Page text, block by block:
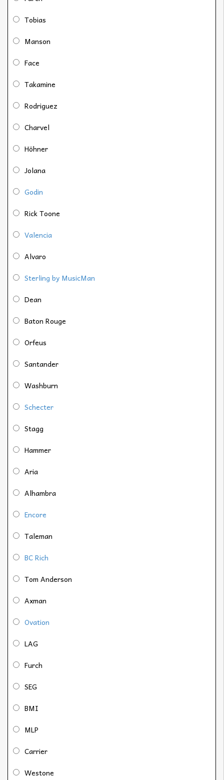
Tobias
Manson
Face
Takamine
Rodriguez
Charvel
Höhner
Jolana
Godin
Rick Toone
Valencia
Alvaro
Sterling by MusicMan
Dean
Baton Rouge
Orfeus
Santander
Washburn
Schecter
Stagg
Hammer
Aria
Alhambra
Encore
Taleman
BC Rich
Tom Anderson
Axman
Ovation
LAG
Furch
SEG
BMI
MLP
Carrier
Westone